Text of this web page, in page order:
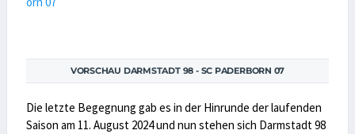
VORSCHAU DARMSTADT 98 - SC PADERBORN 07
Die letzte Begegnung gab es in der Hinrunde der laufenden
Saison am 11. August 2024 und nun stehen sich Darmstadt 98